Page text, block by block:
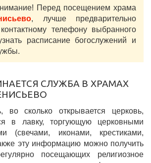
Перед посещением храма
, лучше предварительно
телефону выбранного
расписание богослужений и
СЛУЖБА В ХРАМАХ
во сколько открывается церковь,
в лавку, торгующую церковными
(свечами, иконами, крестиками,
эту информацию можно получить
посещающих религиозное